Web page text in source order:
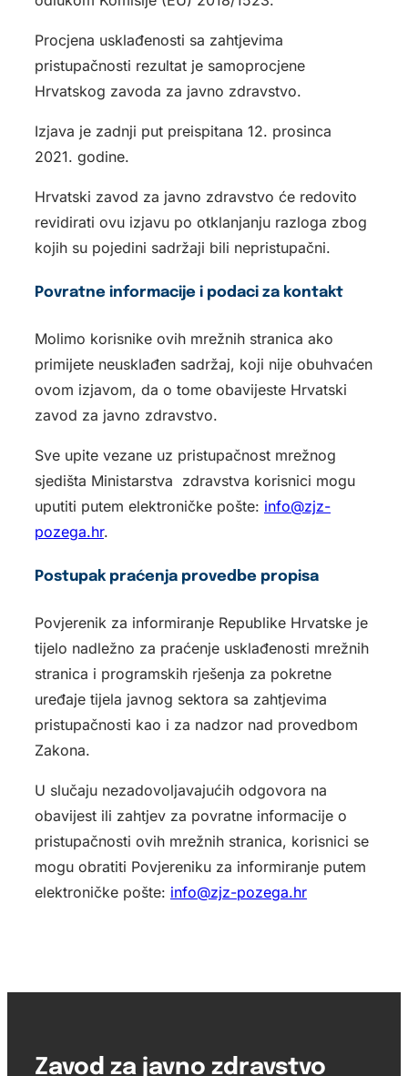
Procjena usklađenosti sa zahtjevima
pristupačnosti rezultat je samoprocjene
Hrvatskog zavoda za javno zdravstvo.
Izjava je zadnji put preispitana 12. prosinca
2021. godine.
Hrvatski zavod za javno zdravstvo će redovito
revidirati ovu izjavu po otklanjanju razloga zbog
kojih su pojedini sadržaji bili nepristupačni.
Povratne informacije i podaci za kontakt
Molimo korisnike ovih mrežnih stranica ako
primijete neusklađen sadržaj, koji nije obuhvaćen
ovom izjavom, da o tome obavijeste Hrvatski
zavod za javno zdravstvo.
Sve upite vezane uz pristupačnost mrežnog
sjedišta Ministarstva zdravstva korisnici mogu
uputiti putem elektroničke pošte: info@zjz-
pozega.hr.
Postupak praćenja provedbe propisa
Povjerenik za informiranje Republike Hrvatske je
tijelo nadležno za praćenje usklađenosti mrežnih
stranica i programskih rješenja za pokretne
uređaje tijela javnog sektora sa zahtjevima
pristupačnosti kao i za nadzor nad provedbom
Zakona.
U slučaju nezadovoljavajućih odgovora na
obavijest ili zahtjev za povratne informacije o
pristupačnosti ovih mrežnih stranica, korisnici se
mogu obratiti Povjereniku za informiranje putem
elektroničke pošte: info@zjz-pozega.hr
Zavod za javno zdravstvo